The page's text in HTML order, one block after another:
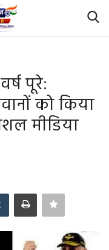
पूरे:
को किया
मीडिया